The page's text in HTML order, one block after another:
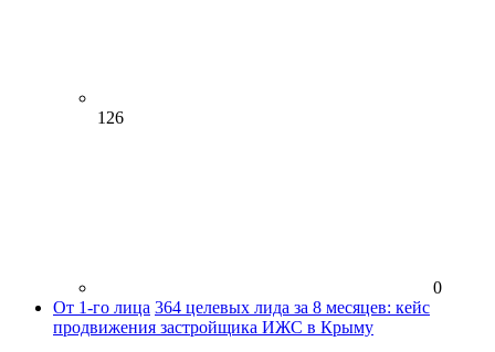
126
0
От 1-го лица 364 целевых лида за 8 месяцев: кейс
продвижения застройщика ИЖС в Крыму